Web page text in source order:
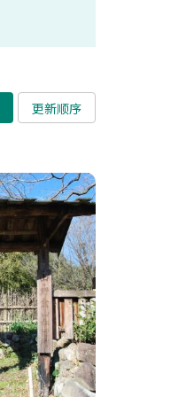
更新顺序